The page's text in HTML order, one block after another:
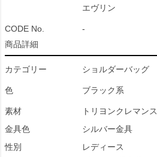
エヴリン
CODE No.
-
商品詳細
カテゴリー ショルダーバッグ
色 ブラック系
素材
トリヨンクレマンス
金具色
シルバー金具
性別
レディース